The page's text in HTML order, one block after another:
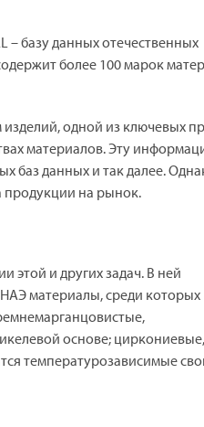
– базу данных отечественных
более 100 марок
одной из ключевых
материалов. Эту
баз данных и так далее.
продукции на рынок.
этой и других задач. В ней
материалы, среди которых
основе; циркониевые,
температурозависимые